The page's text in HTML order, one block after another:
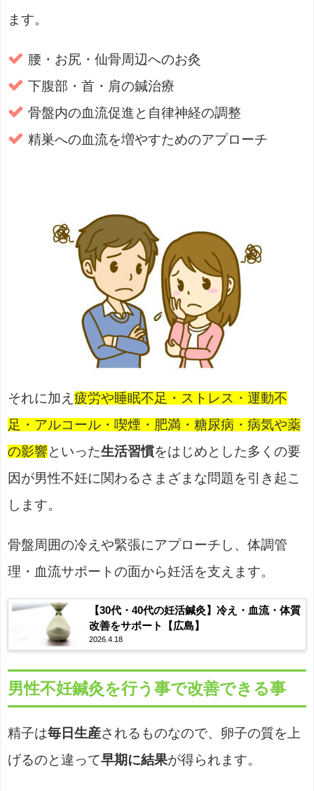
ます。
腰・お尻・仙骨周辺へのお灸
下腹部・首・肩の鍼治療
骨盤内の血流促進と自律神経の調整
精巣への血流を増やすためのアプローチ
それに加え 疲労や睡眠不足・ストレス・運動不
足・アルコール・喫煙・肥満・糖尿病・病気や薬
の影響といった生活習慣をはじめとした多くの要
因が男性不妊に関わるさまざまな問題を引き起こ
します。
骨盤周囲の冷えや緊張にアプローチし、体調管
理・血流サポートの面から妊活を支えます。
【30代・40代の妊活鍼灸】冷え・血流・体質
改善をサポート【広島】
2026.4.18
男性不妊鍼灸を行う事で改善できる事
精子は毎日生産されるものなので、卵子の質を上
げるのと違って早期に結果が得られます。